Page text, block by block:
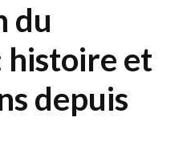
du
histoire et
depuis